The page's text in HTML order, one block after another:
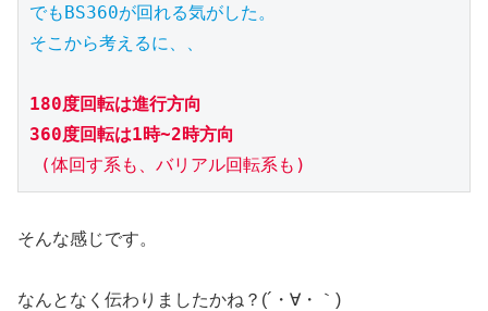
でもBS360が回れる気がした。
そこから考えるに、、
180度回転は進行方向
360度回転は1時~2時方向
(体回す系も、バリアル回転系も)
そんな感じです。
なんとなく伝わりましたかね？(´・∀・｀)